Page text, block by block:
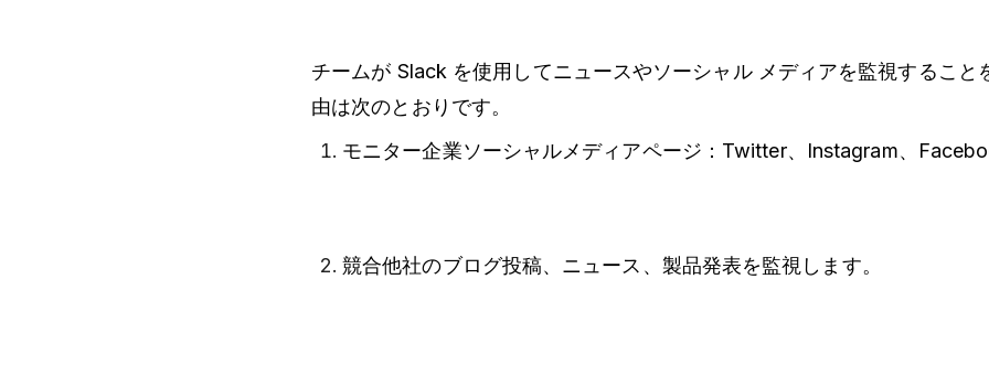
チームが Slack を使用してニュースやソーシャル メディアを監視すること
由は次のとおりです。
モニター企業ソーシャルメディアページ：Twitter、Instagram、
競合他社のブログ投稿、ニュース、製品発表を監視します。